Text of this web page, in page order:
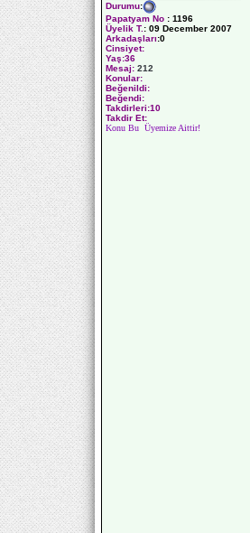
Durumu:
Papatyam No : 1196
Üyelik T. : 09 December 2007
Arkadaşları:0
Cinsiyet:
Yaş:36
Mesaj: 212
Konular:
Beğenildi:
Beğendi:
Takdirleri:10
Takdir Et:
Konu Bu Üyemize Aittir!